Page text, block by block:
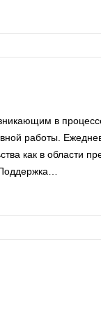
в
работы.
как в области